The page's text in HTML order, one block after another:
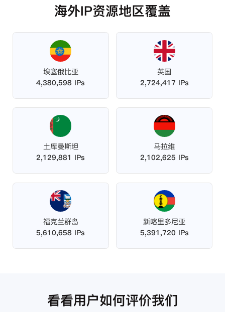
海外IP资源地区覆盖
埃塞俄比亚
4,380,598 IPs
英国
2,724,417 IPs
土库曼斯坦
2,129,881 IPs
马拉维
2,102,625 IPs
福克兰群岛
5,610,658 IPs
新喀里多尼亚
5,391,720 IPs
看看用户如何评价我们